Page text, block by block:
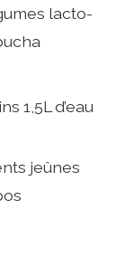
lacto-
1,5L d’eau
jeûnes